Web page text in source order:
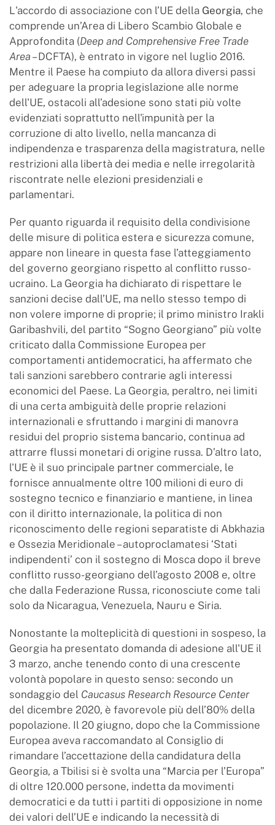
L'accordo di associazione con l’UE della Georgia, che
comprende un’Area di Libero Scambio Globale e
Approfondita (Deep and Comprehensive Free Trade
Area – DCFTA), è entrato in vigore nel luglio 2016.
Mentre il Paese ha compiuto da allora diversi passi
per adeguare la propria legislazione alle norme
dell'UE, ostacoli all’adesione sono stati più volte
evidenziati soprattutto nell'impunità per la
corruzione di alto livello, nella mancanza di
indipendenza e trasparenza della magistratura, nelle
restrizioni alla libertà dei media e nelle irregolarità
riscontrate nelle elezioni presidenziali e
parlamentari.
Per quanto riguarda il requisito della condivisione
delle misure di politica estera e sicurezza comune,
appare non lineare in questa fase l’atteggiamento
del governo georgiano rispetto al conflitto russo-
ucraino. La Georgia ha dichiarato di rispettare le
sanzioni decise dall’UE, ma nello stesso tempo di
non volere imporne di proprie; il primo ministro Irakli
Garibashvili, del partito “Sogno Georgiano” più volte
criticato dalla Commissione Europea per
comportamenti antidemocratici, ha affermato che
tali sanzioni sarebbero contrarie agli interessi
economici del Paese. La Georgia, peraltro, nei limiti
di una certa ambiguità delle proprie relazioni
internazionali e sfruttando i margini di manovra
residui del proprio sistema bancario, continua ad
attrarre flussi monetari di origine russa. D’altro lato,
l'UE è il suo principale partner commerciale, le
fornisce annualmente oltre 100 milioni di euro di
sostegno tecnico e finanziario e mantiene, in linea
con il diritto internazionale, la politica di non
riconoscimento delle regioni separatiste di Abkhazia
e Ossezia Meridionale – autoproclamatesi ‘Stati
indipendenti’ con il sostegno di Mosca dopo il breve
conflitto russo-georgiano dell’agosto 2008 e, oltre
che dalla Federazione Russa, riconosciute come tali
solo da Nicaragua, Venezuela, Nauru e Siria.
Nonostante la molteplicità di questioni in sospeso, la
Georgia ha presentato domanda di adesione all'UE il
3 marzo, anche tenendo conto di una crescente
volontà popolare in questo senso: secondo un
sondaggio del Caucasus Research Resource Center
del dicembre 2020, è favorevole più dell’80% della
popolazione. Il 20 giugno, dopo che la Commissione
Europea aveva raccomandato al Consiglio di
rimandare l’accettazione della candidatura della
Georgia, a Tbilisi si è svolta una “Marcia per l’Europa”
di oltre 120.000 persone, indetta da movimenti
democratici e da tutti i partiti di opposizione in nome
dei valori dell’UE e indicando la necessità di